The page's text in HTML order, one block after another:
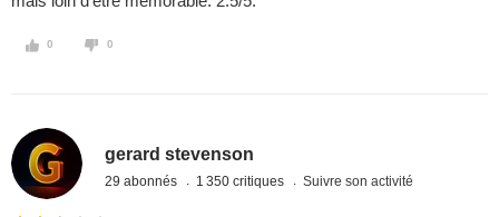
0 0
gerard stevenson
29 abonnés 1 350 critiques Suivre son activité